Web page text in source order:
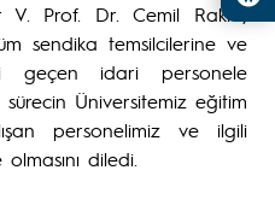
V. Prof. Dr. Cemil Rakıcı,
sendika temsilcilerine ve
geçen idari personele
Üniversitemiz eğitim
personelimiz ve ilgili
diledi.